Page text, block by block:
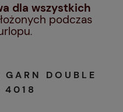
dla wszystkich
podczas
.
DOUBLE
4018